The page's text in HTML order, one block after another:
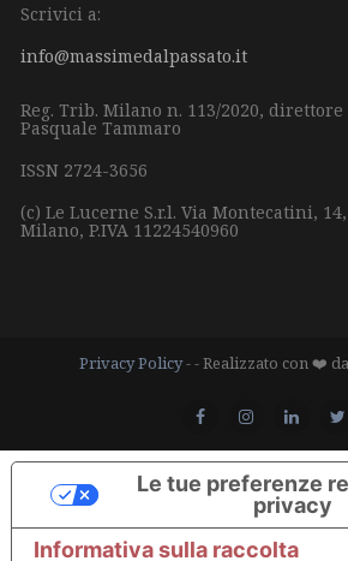
Scrivici a:
info@massimedalpassato.it
Reg. Trib. Milano n. 113/2020,
Pasquale Tammaro
ISSN 2724-3656
(c) Le Lucerne S.r.l. Via Montecatini, 14,
Milano, P.IVA 11224540960
Privacy Policy- - Realizzato con ❤️ da
Informativa sulla raccolta
Le tue preferenze
privacy